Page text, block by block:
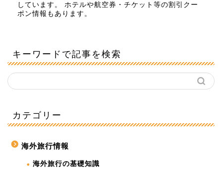
しています。 ホテルや航空券・チケット等の割引クー
ポン情報もあります。
キーワードで記事を検索
カテゴリー
海外旅行情報
海外旅行の基礎知識